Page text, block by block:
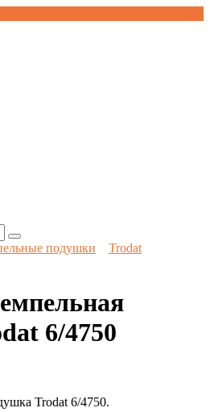
подушки Trodat
6/4750
Trodat 6/4750.